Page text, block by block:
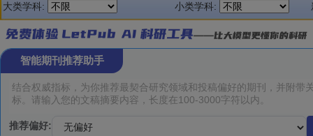
大类学科:
小类学科:
智能期刊推荐助手
推荐偏好: